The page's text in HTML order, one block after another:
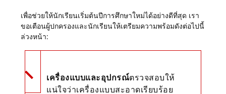
เพื่อช่วยให้นักเรียนเริ่มต้นปีการศึกษาใหม่ได้อย่างดีที่สุด เรา
ขอเตือนผู้ปกครองและนักเรียนให้เตรียมความพร้อมดังต่อไปนี้
ล่วงหน้า:
เครื่องแบบและอุปกรณ์ตรวจสอบให้
แน่ใจว่าเครื่องแบบสะอาดเรียบร้อย